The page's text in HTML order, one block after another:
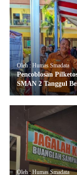
Oleh : Humas Smadata
Pencoblosan
SMAN 2 Tanggul
Oleh : Humas Smadata